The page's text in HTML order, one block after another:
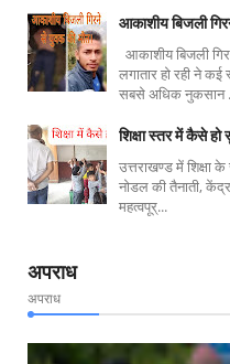
आकाशीय बिजली
आकाशीय बिजली
लगातार हो रही ने
सबसे अधिक नुकसान
शिक्षा स्तर में कैसे
उत्तराखण्ड में शिक्षा
नोडल की तैनाती, केंद्र
महत्वपूर्...
अपराध
अपराध